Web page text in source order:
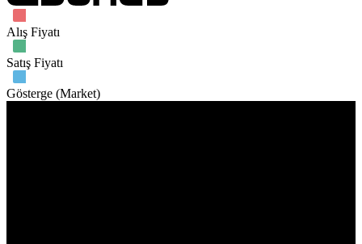
Alış Fiyatı
Satış Fiyatı
Gösterge (Market)